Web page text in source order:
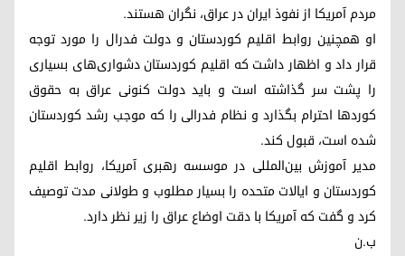
مردم آمریکا از نفوذ ایران در عراق، نگران هستند.
او همچنین روابط اقلیم کوردستان و دولت فدرال را مورد توجه
قرار داد و اظهار داشت که اقلیم کوردستان دشواری‌های بسیاری
را پشت سر گذاشته است و باید دولت کنونی عراق به حقوق
کوردها احترام بگذارد و نظام فدرالی را که موجب رشد کوردستان
شده است، قبول کند.
مدیر آموزش بین‌المللی در موسسه رهبری آمریکا، روابط اقلیم
کوردستان و ایالات متحده را بسیار مطلوب و طولانی ‌مدت توصیف
کرد و گفت که آمریکا با دقت اوضاع عراق را زیر نظر دارد.
ب.ن